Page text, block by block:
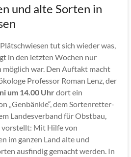
und alte Sorten in
tut sich wieder was,
in den letzten Wochen nur
möglich war. Den Auftakt macht
Professor Roman Lenz, der
um 14.00 Uhrdort ein
„Genbänkle“, dem Sortenretter-
Landesverband für Obstbau,
vorstellt: Mit Hilfe von
im ganzen Land alte und
ausfindig gemacht werden. In